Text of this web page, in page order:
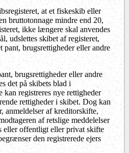
at et fiskeskib eller
bruttotonnage mindre end 20,
ikke længere skal anvendes
udslettes skibet af registeret,
pant, brugsrettigheder eller andre
brugsrettigheder eller andre
det på skibets blad i
kan registreres nye rettigheder
rettigheder i skibet. Dog kan
anmeldelser af kreditorskifte,
af retslige meddelelser
eller offentligt eller privat skifte
den registrerede ejers